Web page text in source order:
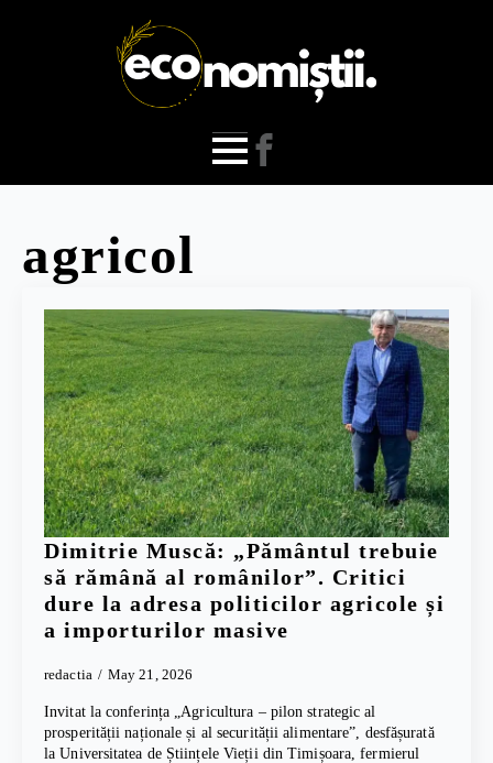
agricol
Dimitrie Muscă: „Pământul trebuie
să rămână al românilor”. Critici
dure la adresa politicilor agricole și
a importurilor masive
redactia May 21, 2026
Invitat la conferința „Agricultura – pilon strategic al
prosperității naționale și al securității alimentare”, desfășurată
la Universitatea de Științele Vieții din Timișoara, fermierul